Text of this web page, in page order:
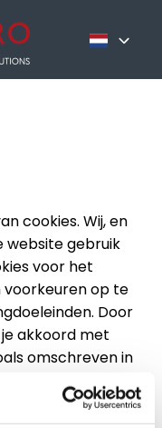
Nederlands
cookies. Wij, en
website gebruik
voor het
voorkeuren op te
Door
akkoord met
omschreven in